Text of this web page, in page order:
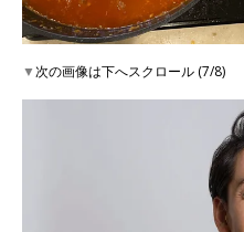
▼次の画像は下へスクロール (7/8)